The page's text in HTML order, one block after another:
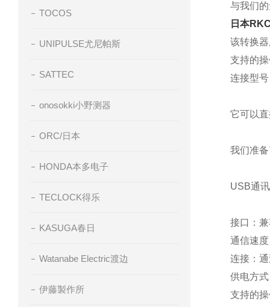
TOCOS
UNIPULSE尤尼帕斯
SATTEC
onosokki小野测器
ORC/日本
HONDA本多电子
TECLOCK得乐
KASUGA春日
Watanabe Electric渡边
伊藤製作所
与我们
日本
该转换
支持的
连接型
它可以
我们准
USB通
接口：
通信速
连接：
供电方
支持的